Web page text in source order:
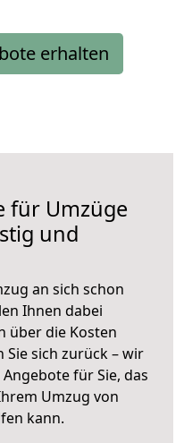
erhalten
für Umzüge
und
an sich schon
Ihnen dabei
über die Kosten
Sie sich zurück – wir
für Sie, das
Umzug von
kann.